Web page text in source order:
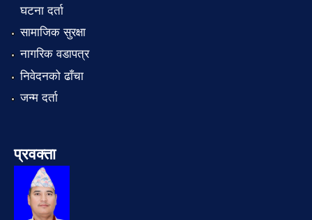
घटना दर्ता
सामाजिक सुरक्षा
नागरिक वडापत्र
निवेदनको ढाँचा
जन्म दर्ता
प्रवक्ता